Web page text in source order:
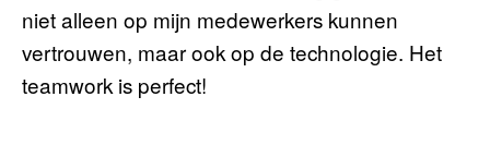
niet alleen op mijn medewerkers kunnen
vertrouwen, maar ook op de technologie. Het
teamwork is perfect!